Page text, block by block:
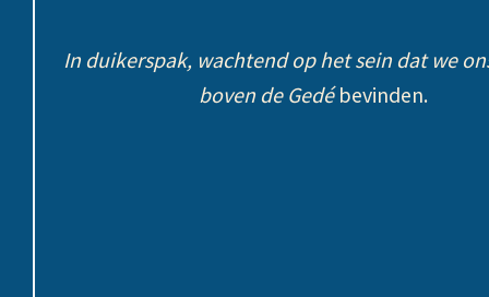
In duikerspak, wachtend op het sein dat we
boven de Gedébevinden.